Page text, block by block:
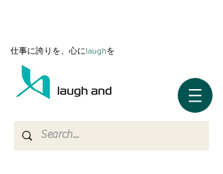
仕事に誇りを、心にlaughを